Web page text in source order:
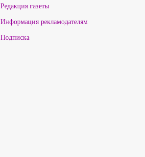
Редакция газеты
Информация рекламодателям
Подписка